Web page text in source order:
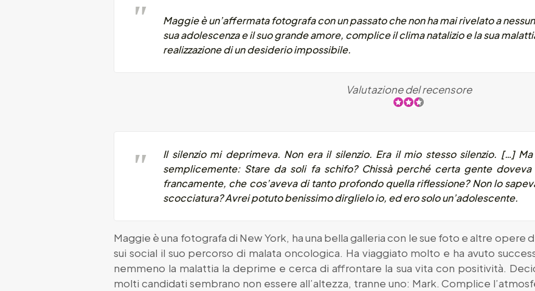
Maggie è un’affermata fotografa con un passato che non ha mai rivelato a
sua adolescenza e il suo grande amore, complice il clima natalizio e la sua
realizzazione di un desiderio impossibile.
Valutazione del recensore
Il silenzio mi deprimeva. Non era il silenzio. Era il mio stesso silenzio. […]
semplicemente: Stare da soli fa schifo? Chissà perché certa gente
francamente, che cos’aveva di tanto profondo quella riflessione? Non lo
scocciatura? Avrei potuto benissimo dirglielo io, ed ero solo un’adolescente.
Maggie è una fotografa di New York, ha una bella galleria con le sue foto e altre opere
sui social il suo percorso di malata oncologica. Ha viaggiato molto e ha avuto
nemmeno la malattia la deprime e cerca di affrontare la sua vita con positività.
molti candidati sembrano non essere all’altezza, tranne uno: Mark. Complice